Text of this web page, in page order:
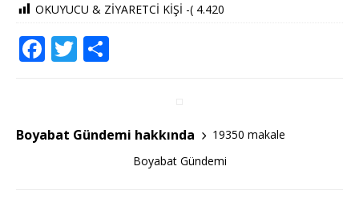
OKUYUCU & ZİYARETCİ KİŞİ -( 4.420
F
e
b
T
te
r
e
Boyabat Gündemi hakkında
19350 makale
Boyabat Gündemi